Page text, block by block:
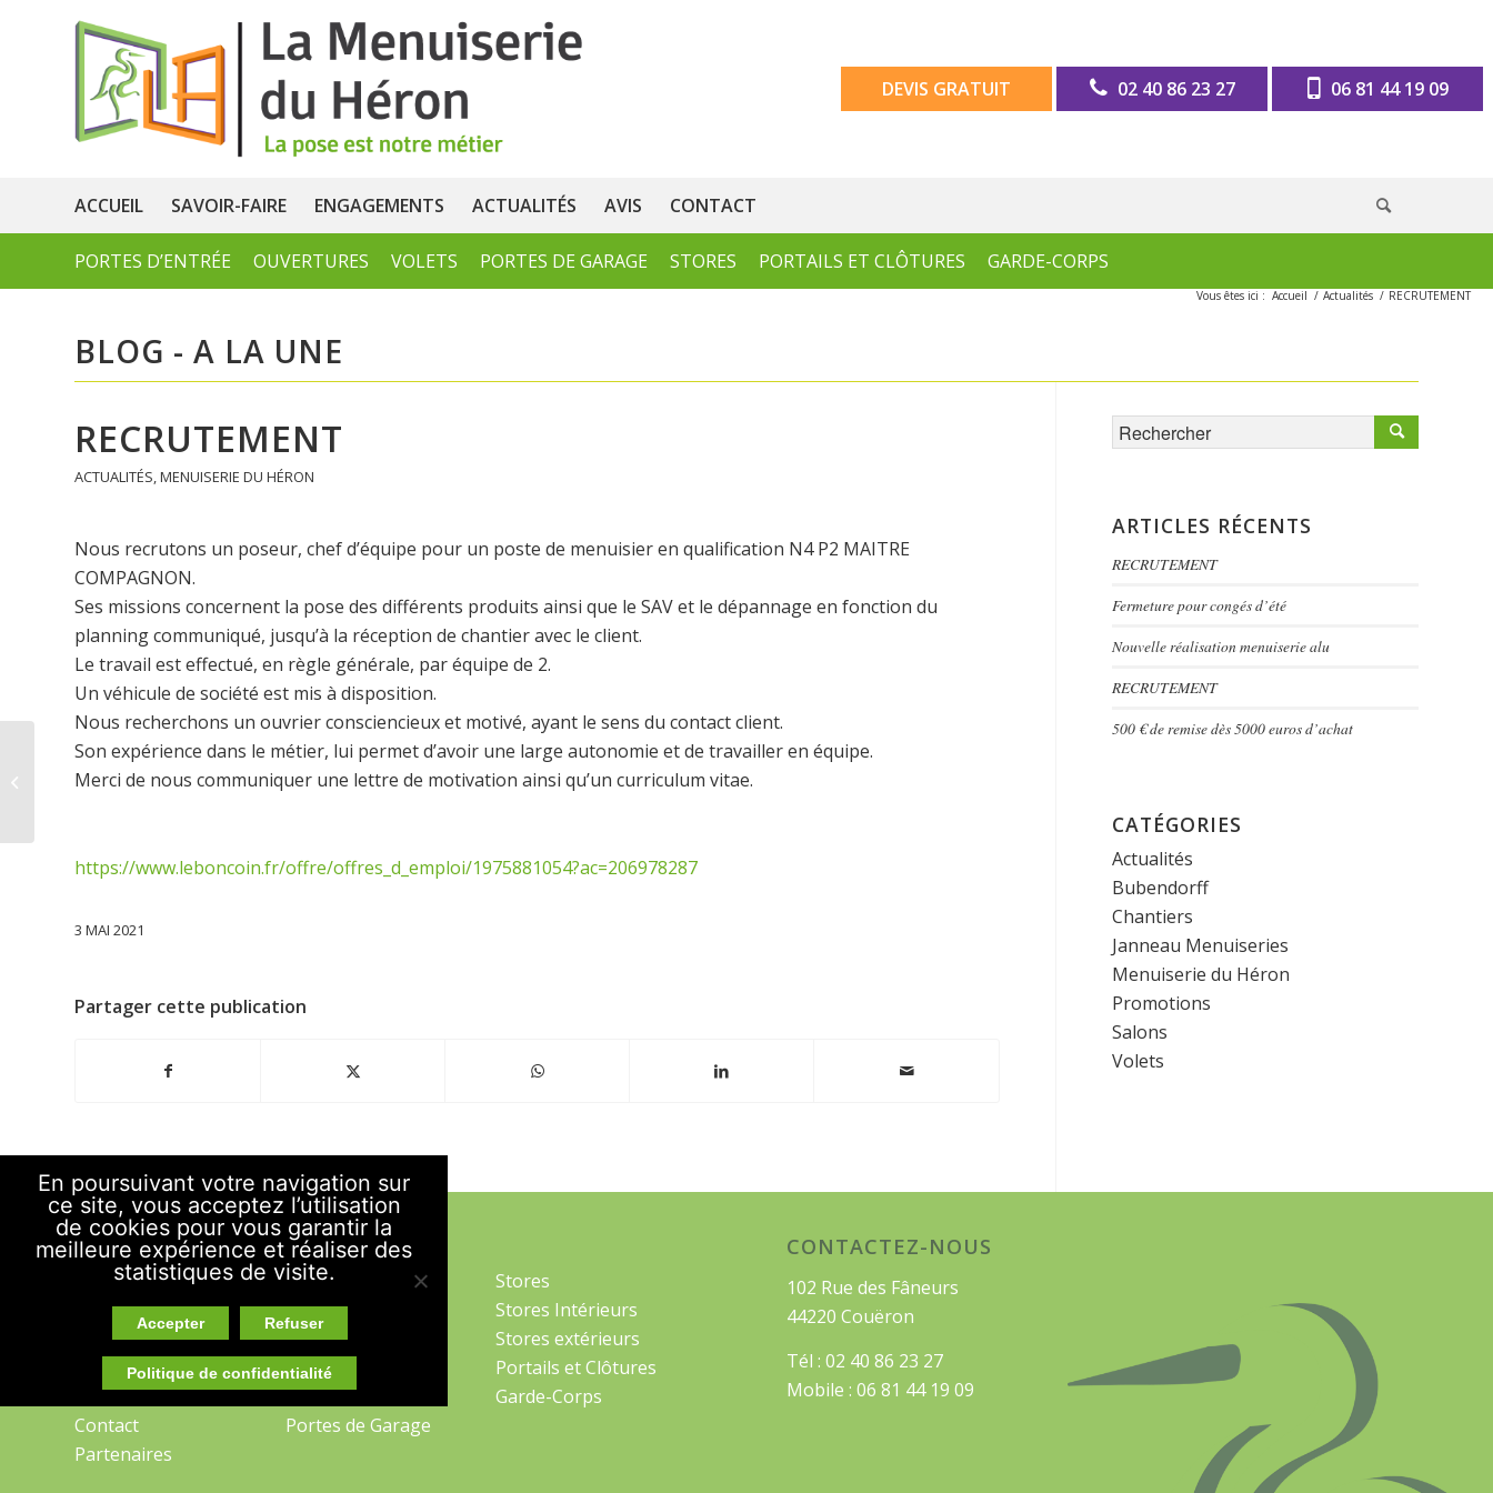
DEVIS GRATUIT 02 40 86 23 27 06 81 44 19 09
ACCUEIL SAVOIR-FAIRE ENGAGEMENTS ACTUALITÉS AVIS CONTACT
PORTES D’ENTRÉE OUVERTURES VOLETS PORTES DE GARAGE STORES PORTAILS ET CLÔTURES GARDE-CORPS
BLOG - A LA UNE
Vous êtes ici : Accueil / Actualités / RECRUTEMENT
RECRUTEMENT
ACTUALITÉS,MENUISERIE DU HÉRON
Nous recrutons un poseur, chef d’équipe pour un poste de menuisier en qualification N4 P2 MAITRE
COMPAGNON.
Ses missions concernent la pose des différents produits ainsi que le SAV et le dépannage en fonction du
planning communiqué, jusqu’à la réception de chantier avec le client.
Le travail est effectué, en règle générale, par équipe de 2.
Un véhicule de société est mis à disposition.
Nous recherchons un ouvrier consciencieux et motivé, ayant le sens du contact client.
Son expérience dans le métier, lui permet d’avoir une large autonomie et de travailler en équipe.
Merci de nous communiquer une lettre de motivation ainsi qu’un curriculum vitae.
https://www.leboncoin.fr/offre/offres_d_emploi/1975881054?ac=206978287
3 MAI 2021
Partager cette publication
ARTICLES RÉCENTS
RECRUTEMENT
Fermeture pour congés d’été
Nouvelle réalisation menuiserie alu
RECRUTEMENT
500 € de remise dès 5000 euros d’achat
CATÉGORIES
Actualités
Bubendorff
Chantiers
Janneau Menuiseries
Menuiserie du Héron
Promotions
Salons
Volets
PLAN DU SITE
Accueil
Savoir-Faire
Engagements
Actualités
Avis
Contact
Partenaires
Portes d’Entrée
Volets
Ouvertures
Fenêtres
Portes-fenêtres
Portes de Garage
Stores
Stores Intérieurs
Stores extérieurs
Portails et Clôtures
Garde-Corps
CONTACTEZ-NOUS
102 Rue des Fâneurs
44220 Couëron
Tél : 02 40 86 23 27
Mobile : 06 81 44 19 09
Fermeture pour
congés d’été
En poursuivant votre navigation sur
ce site, vous acceptez l’utilisation
de cookies pour vous garantir la
meilleure expérience et réaliser des
statistiques de visite.
Accepter Refuser
Politique de confidentialité